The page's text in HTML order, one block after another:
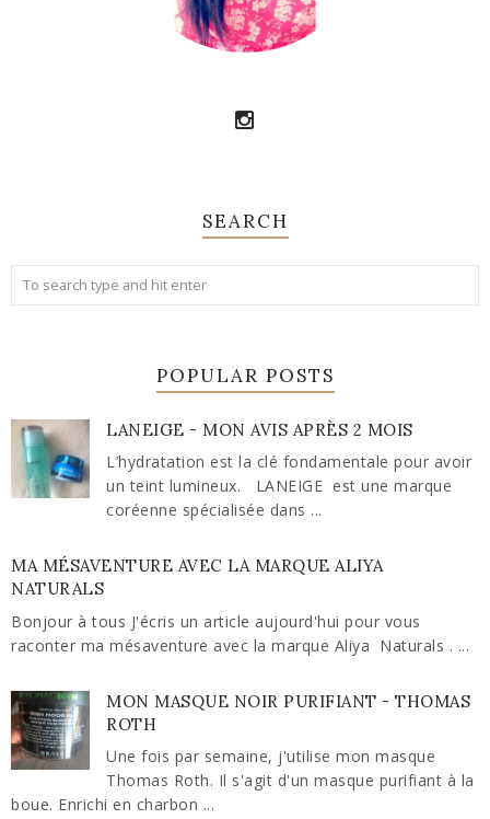
SEARCH
POPULAR POSTS
LANEIGE - MON AVIS APRÈS 2 MOIS
L’hydratation est la clé fondamentale pour avoir
un teint lumineux. LANEIGE est une marque
coréenne spécialisée dans ...
MA MÉSAVENTURE AVEC LA MARQUE ALIYA
NATURALS
Bonjour à tous J'écris un article aujourd'hui pour vous
raconter ma mésaventure avec la marque Aliya Naturals . ...
MON MASQUE NOIR PURIFIANT - THOMAS
ROTH
Une fois par semaine, j'utilise mon masque
Thomas Roth. Il s'agit d'un masque purifiant à la
boue. Enrichi en charbon ...